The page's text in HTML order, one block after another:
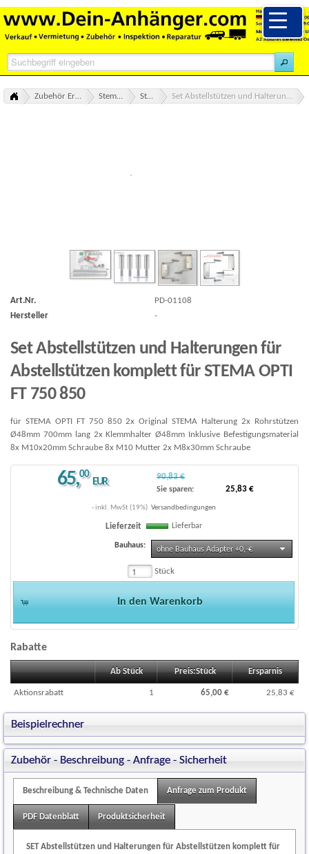
Art.Nr.
PD-01108
Hersteller
-
Set Abstellstützen und Halterungen für
Abstellstützen komplett für STEMA OPTI
FT 750 850
für STEMA OPTI FT 750 850 2x Original STEMA Halterung 2x Rohrstützen
Ø48mm 700mm lang 2x Klemmhalter Ø48mm Inklusive Befestigungsmaterial
8x M10x20mm Schraube 8x M10 Mutter 2x M8x30mm Schraube
65,00
EUR 90,83 €
Sie sparen: 25,83 €
- inkl. MwSt (19%) Versandbedingungen
Lieferzeit Lieferbar
Bauhaus: ohne Bauhaus Adapter +0,-€
Stück
In den Warenkorb
Rabatte
Ab Stück Preis:Stück Ersparnis
Aktionsrabatt 1 65,00 € 25,83 €
Beispielrechner
Zubehör - Beschreibung - Anfrage - Sicherheit
Beschreibung & Technische Daten Anfrage zum Produkt
PDF Datenblatt Produktsicherheit
SET Abstellstützen und Halterungen für Abstellstützen komplett für